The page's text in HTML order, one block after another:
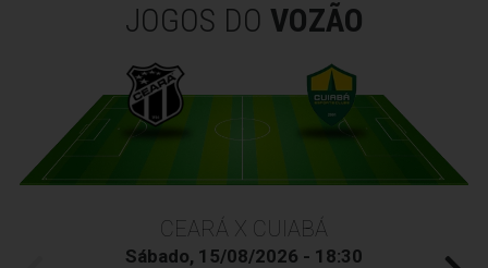
JOGOS DO VOZÃO
CEARÁ X CUIABÁ
Sábado, 15/08/2026 - 18:30